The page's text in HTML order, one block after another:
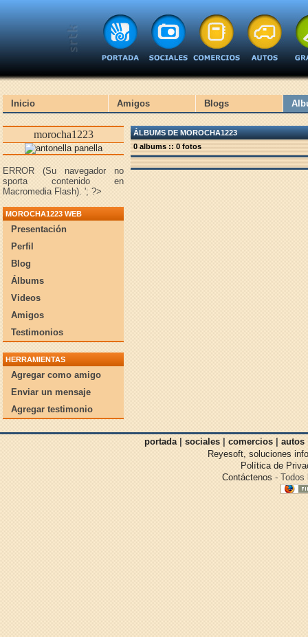
Inicio Amigos Blogs
morocha1223
ERROR (Su navegador no
sporta contenido en
Macromedia Flash). '; ?>
MOROCHA1223 WEB
Presentación
Perfil
Blog
Álbums
Videos
Amigos
Testimonios
HERRAMIENTAS
Agregar como amigo
Enviar un mensaje
Agregar testimonio
ÁLBUMS DE MOROCHA1223
0 albums :: 0 fotos
portada | sociales | comercios | autos
Reyesoft, soluciones
Política de
Contáctenos - Todos